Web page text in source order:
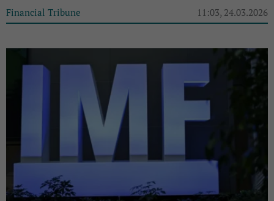
Financial Tribune 11:03, 24.03.2026